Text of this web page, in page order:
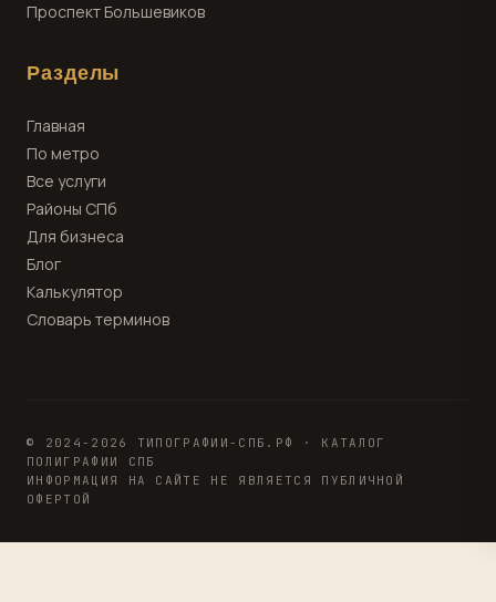
Проспект Большевиков
Разделы
Главная
По метро
Все услуги
Районы СПб
Для бизнеса
Блог
Калькулятор
Словарь терминов
© 2024-2026 ТИПОГРАФИИ-СПБ.РФ · КАТАЛОГ
ПОЛИГРАФИИ СПБ
ИНФОРМАЦИЯ НА САЙТЕ НЕ ЯВЛЯЕТСЯ ПУБЛИЧНОЙ
ОФЕРТОЙ